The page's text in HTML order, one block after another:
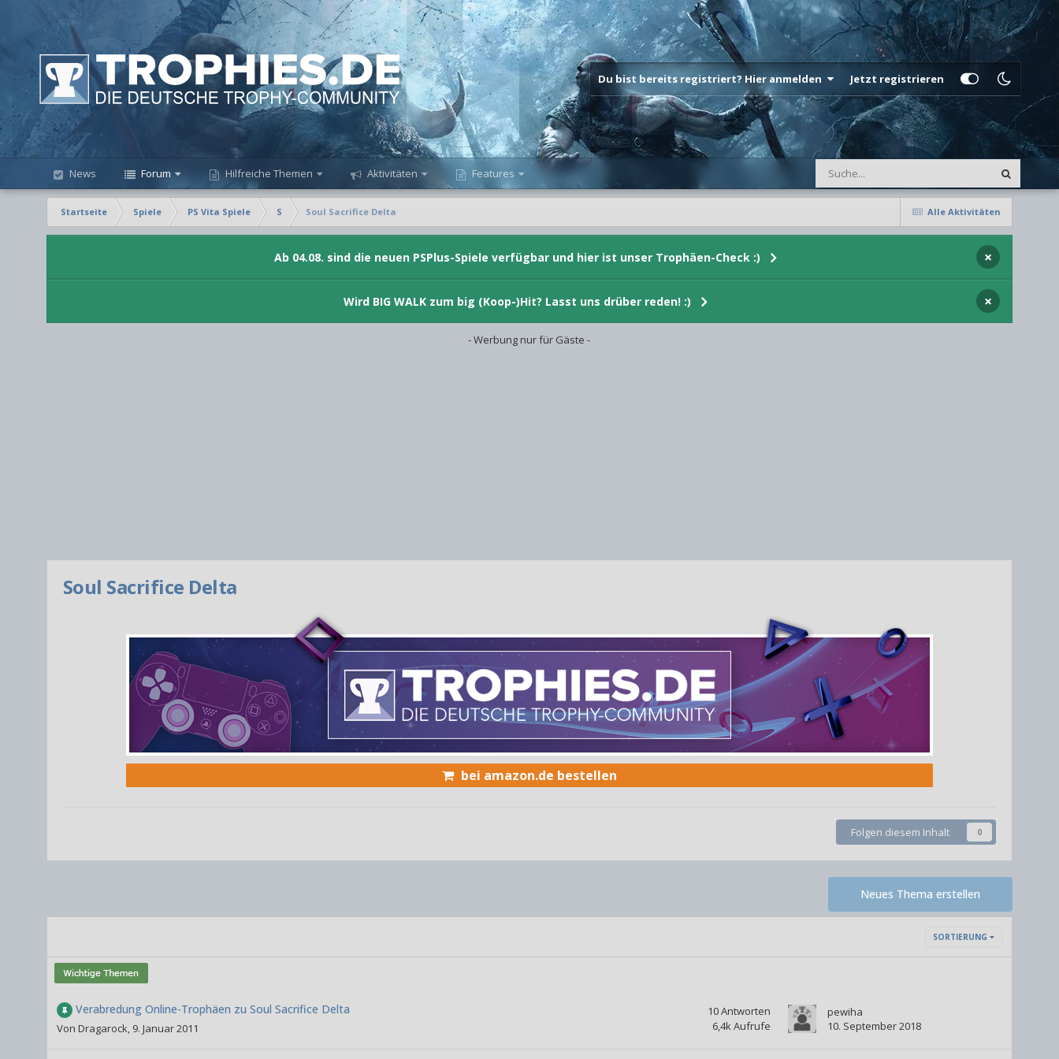
Du bist bereits registriert? Hier anmelden Jetzt registrieren
News Forum Hilfreiche Themen Aktivitäten Features
Alle Aktivitäten
Startseite Spiele PS Vita Spiele S Soul Sacrifice Delta
Ab 04.08. sind die neuen PSPlus-Spiele verfügbar und hier ist unser Trophäen-Check :) ×
Wird BIG WALK zum big (Koop-)Hit? Lasst uns drüber reden! :) ×
- Werbung nur für Gäste -
Soul Sacrifice Delta
bei amazon.de bestellen
Folgen diesem Inhalt 0
Neues Thema erstellen
SORTIERUNG
Verabredung Online-Trophäen zu Soul Sacrifice Delta
Von Dragarock, 9. Januar 2011
10Antworten
6,4kAufrufe
pewiha
10. September 2018